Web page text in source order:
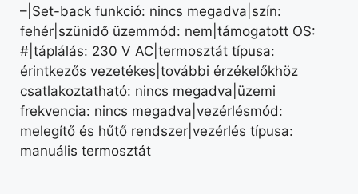
–|Set-back funkció: nincs megadva|szín:
fehér|szünidő üzemmód: nem|támogatott OS:
#|táplálás: 230 V AC|termosztát típusa:
érintkezős vezetékes|további érzékelőkhöz
csatlakoztatható: nincs megadva|üzemi
frekvencia: nincs megadva|vezérlésmód:
melegítő és hűtő rendszer|vezérlés típusa:
manuális termosztát